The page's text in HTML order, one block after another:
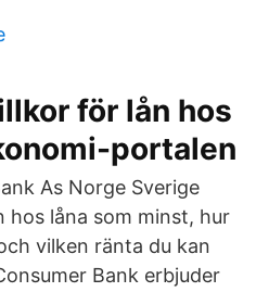
för lån hos
portalen
As Norge Sverige
hos låna som minst, hur
vilken ränta du kan
Bank erbjuder